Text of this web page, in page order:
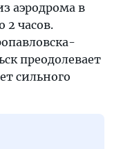
аэродрома в
2 часов.
преодолевает
сильного